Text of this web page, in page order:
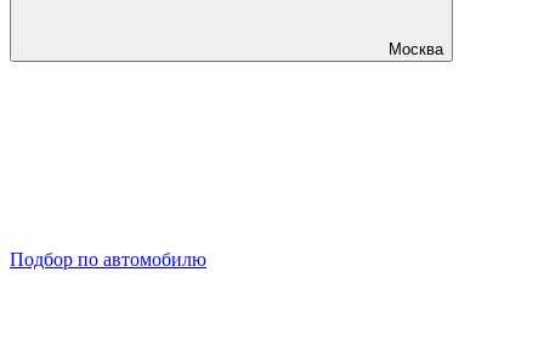
Москва
Подбор по автомобилю